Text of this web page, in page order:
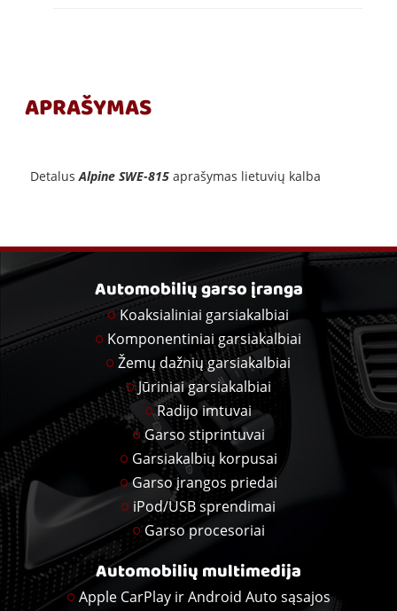
APRAŠYMAS
DetalusAlpine SWE-815 aprašymas lietuvių kalba
Automobilių garso įranga
Koaksialiniai garsiakalbiai
Komponentiniai garsiakalbiai
Žemų dažnių garsiakalbiai
Jūriniai garsiakalbiai
Radijo imtuvai
Garso stiprintuvai
Garsiakalbių korpusai
Garso įrangos priedai
iPod/USB sprendimai
Garso procesoriai
Automobilių multimedija
Apple CarPlay ir Android Auto sąsajos